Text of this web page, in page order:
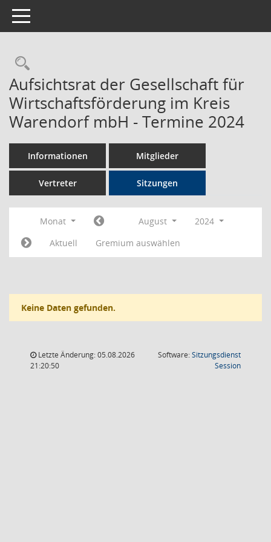
Toggle navigation
Rechercheauswahl
Aufsichtsrat der Gesellschaft für
Wirtschaftsförderung im Kreis
Warendorf mbH - Termine 2024
Informationen Mitglieder
Vertreter Sitzungen
Monat August
2024
Aktuell
Gremium auswählen
Keine Daten gefunden.
Letzte Änderung: 05.08.2026
21:20:50
Software:Sitzungsdienst
Session(Wird in